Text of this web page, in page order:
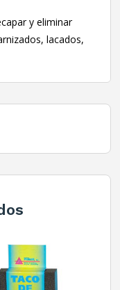
y eliminar
lacados,